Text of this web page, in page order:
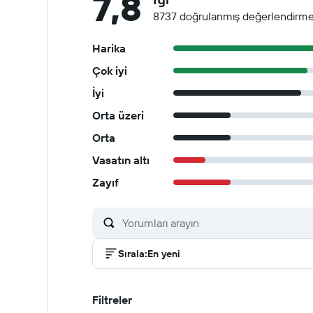
8737 doğrulanmış
Harika
Çok iyi
İyi
Orta üzeri
Orta
Vasatın altı
Zayıf
Sırala:En yeni
Filtreler